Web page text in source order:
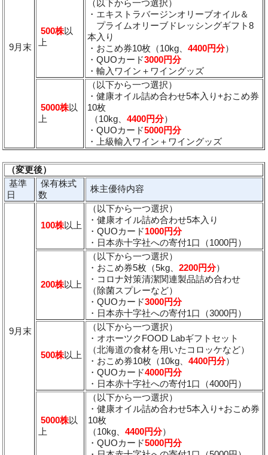
9月末
500株以
上
（以下から一つ選択）
・エキストラバージンオリーブオイル＆
プライムオリーブドレッシングギフト8
本入り
・おこめ券10枚（10kg、4400円分）
・QUOカード3000円分
・輸入ワイン＋ワイングッズ
5000株以
上
（以下から一つ選択）
・健康オイル詰め合わせ5本入り+おこめ券
10枚
（10kg、4400円分）
・QUOカード5000円分
・上級輸入ワイン＋ワイングッズ
（変更後）
基準
日
保有株式
数
株主優待内容
9月末
100株以上
（以下から一つ選択）
・健康オイル詰め合わせ5本入り
・QUOカード1000円分
・日本赤十字社への寄付1口（1000円）
200株以上
（以下から一つ選択）
・おこめ券5枚（5kg、2200円分）
・コロナ対策清潔関連製品詰め合わせ
（除菌スプレーなど）
・QUOカード3000円分
・日本赤十字社への寄付1口（3000円）
500株以上
（以下から一つ選択）
・オホーツクFOOD Labギフトセット
（北海道の食材を用いたコロッケなど）
・おこめ券10枚（10kg、4400円分）
・QUOカード4000円分
・日本赤十字社への寄付1口（4000円）
5000株以
上
（以下から一つ選択）
・健康オイル詰め合わせ5本入り+おこめ券
10枚
（10kg、4400円分）
・QUOカード5000円分